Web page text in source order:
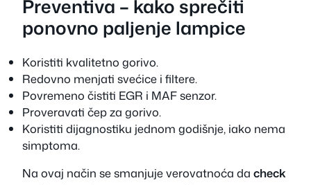
Preventiva – kako sprečiti
ponovno paljenje lampice
Koristiti kvalitetno gorivo.
Redovno menjati svećice i filtere.
Povremeno čistiti EGR i MAF senzor.
Proveravati čep za gorivo.
Koristiti dijagnostiku jednom godišnje, iako nema
simptoma.
Na ovaj način se smanjuje verovatnoća da check